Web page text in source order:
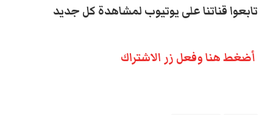
تابعوا قناتنا على يوتيوب لمشاهدة كل جديد
أضغط هنا وفعل زر الاشتراك